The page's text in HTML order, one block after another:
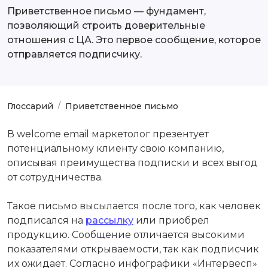
Приветственное письмо — фундамент,
позволяющий строить доверительные
отношения с ЦА. Это первое сообщение, которое
отправляется подписчику.
Глоссарий Приветственное письмо
В welcome email маркетолог презентует
потенциальному клиенту свою компанию,
описывая преимущества подписки и всех выгод
от сотрудничества.
Такое письмо высылается после того, как человек
подписался на рассылку или приобрел
продукцию. Сообщение отличается высокими
показателями открываемости, так как подписчик
их ожидает. Согласно инфографики «Интервесп»